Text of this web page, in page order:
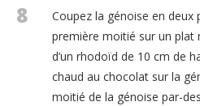
8
Coupez la génoise en deux
première moitié sur un plat
d’un rhodoïd de 10 cm de
chaud au chocolat sur la
moitié de la génoise par-